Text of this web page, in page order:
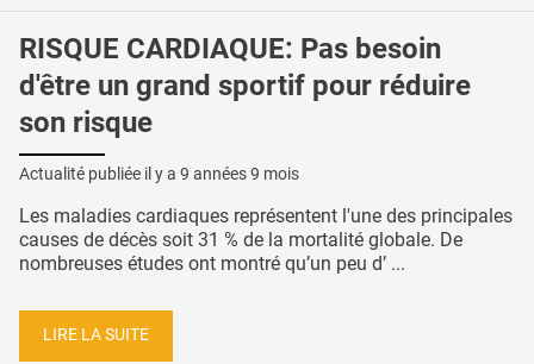
RISQUE CARDIAQUE: Pas besoin
d'être un grand sportif pour réduire
son risque
Actualité publiée il y a 9 années 9 mois
Les maladies cardiaques représentent l'une des principales
causes de décès soit 31 % de la mortalité globale. De
nombreuses études ont montré qu’un peu d’ ...
LIRE LA SUITE